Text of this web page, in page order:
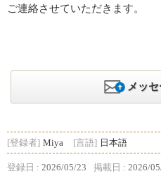
ご連絡させていただきます。
メッ
[登録者] Miya [言語] 日本語
登録日 : 2026/05/23 掲載日 : 2026/